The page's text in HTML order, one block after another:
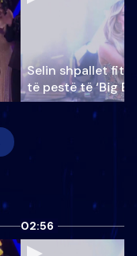
Selin shpallet
të pestë të ‘Big
02:56